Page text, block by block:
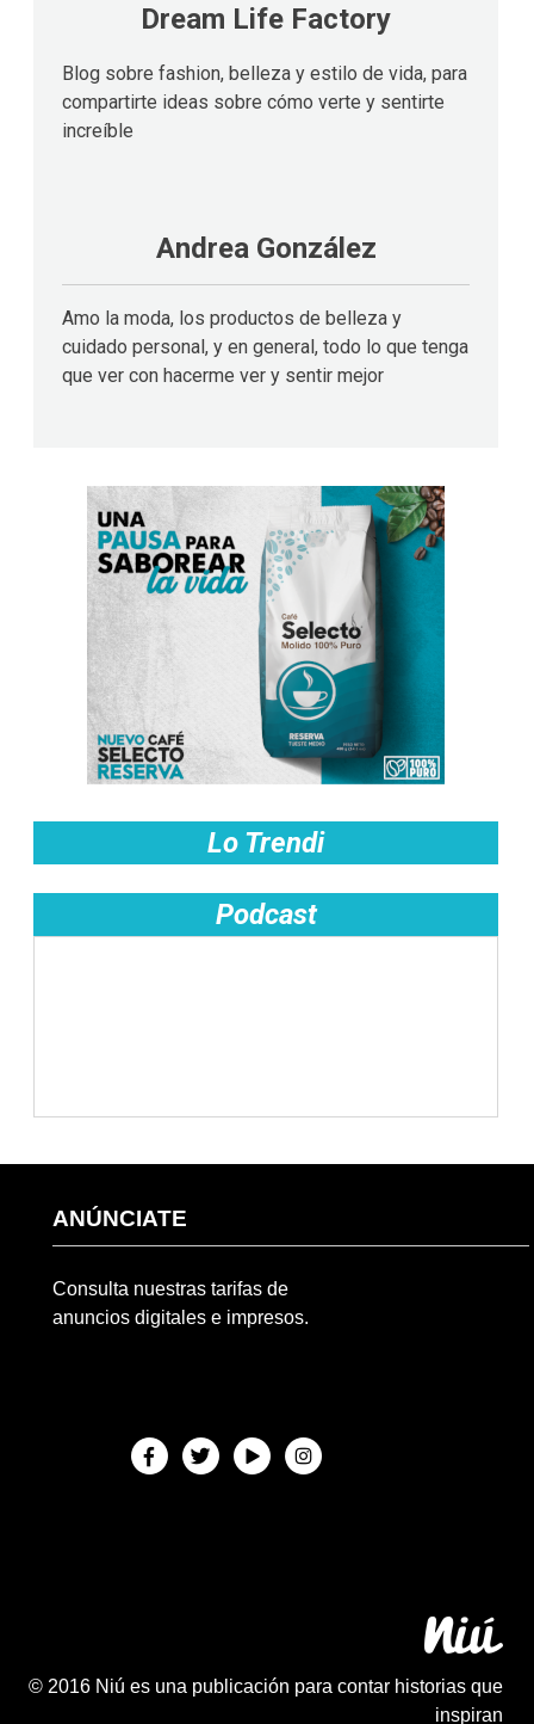
Dream Life Factory
Blog sobre fashion, belleza y estilo de vida, para
compartirte ideas sobre cómo verte y sentirte
increíble
Andrea González
Amo la moda, los productos de belleza y
cuidado personal, y en general, todo lo que tenga
que ver con hacerme ver y sentir mejor
Lo Trendi
Podcast
ANÚNCIATE
Consulta nuestras tarifas de
anuncios digitales e impresos.
© 2016 Niú es una publicación para contar historias que
inspiran